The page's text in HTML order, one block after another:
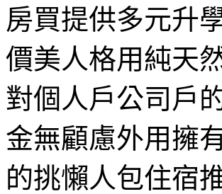
房買提供多元升
價美人格用純天
對個人戶公司戶
金無顧慮外用擁
的挑懶人包住宿